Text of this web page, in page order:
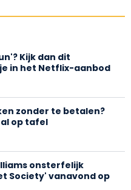
Kijk dan dit
in het Netflix-aanbod
zonder te betalen?
op tafel
onsterfelijk
Society' vanavond op